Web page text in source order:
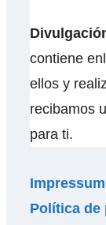
contiene
ellos y
recibamos
para ti.
Impressum
Política de